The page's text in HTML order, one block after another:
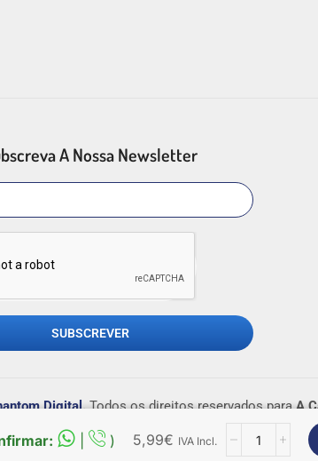
A Nossa Newsletter
SUBSCREVER
Digital.Todos os direitos reservados paraA
de Consumo de Lisboa –http://
5,99€ IVA Incl.
| )